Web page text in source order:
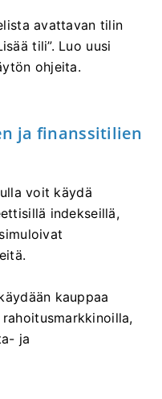
avattavan tilin
tili”. Luo uusi
ohjeita.
ja finanssitilien
voit käydä
indekseillä,
kauppaa
ja